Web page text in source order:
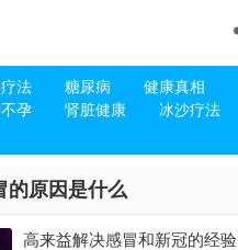
法 糖尿病 健康真相
孕 肾脏健康 冰沙疗法
的原因是什么
高来益解决感冒和新冠的经验